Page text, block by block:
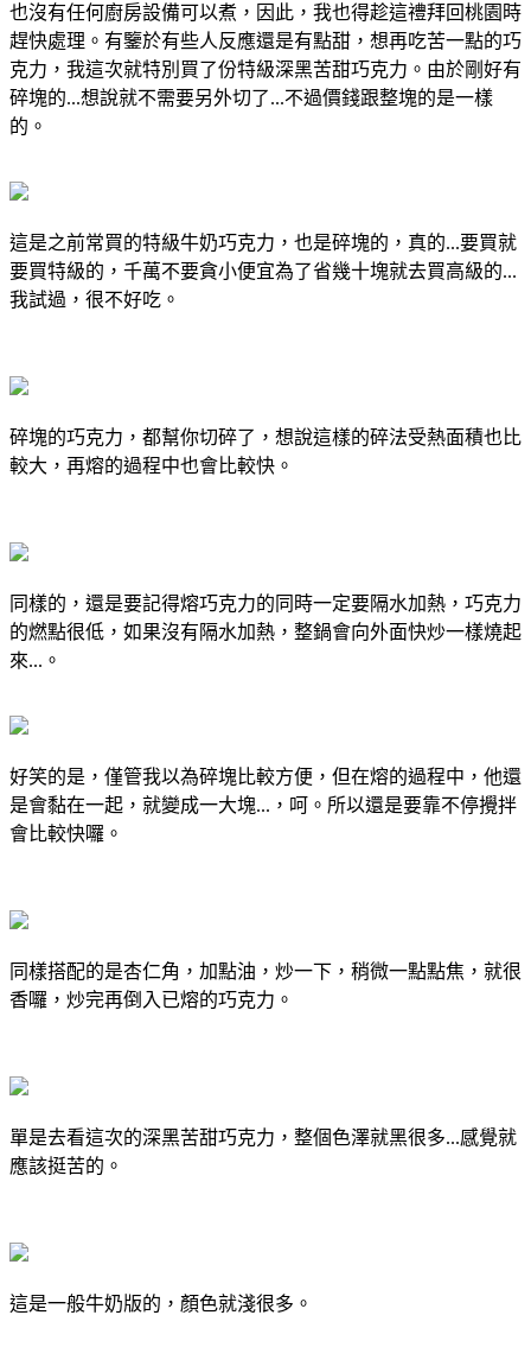
也沒有任何廚房設備可以煮，因此，我也得趁這禮拜回桃園時
趕快處理。有鑒於有些人反應還是有點甜，想再吃苦一點的巧
克力，我這次就特別買了份特級深黑苦甜巧克力。由於剛好有
碎塊的...想說就不需要另外切了...不過價錢跟整塊的是一樣
的。
這是之前常買的特級牛奶巧克力，也是碎塊的，真的...要買就
要買特級的，千萬不要貪小便宜為了省幾十塊就去買高級的...
我試過，很不好吃。
碎塊的巧克力，都幫你切碎了，想說這樣的碎法受熱面積也比
較大，再熔的過程中也會比較快。
同樣的，還是要記得熔巧克力的同時一定要隔水加熱，巧克力
的燃點很低，如果沒有隔水加熱，整鍋會向外面快炒一樣燒起
來...。
好笑的是，僅管我以為碎塊比較方便，但在熔的過程中，他還
是會黏在一起，就變成一大塊...，呵。所以還是要靠不停攪拌
會比較快囉。
同樣搭配的是杏仁角，加點油，炒一下，稍微一點點焦，就很
香囉，炒完再倒入已熔的巧克力。
單是去看這次的深黑苦甜巧克力，整個色澤就黑很多...感覺就
應該挺苦的。
這是一般牛奶版的，顏色就淺很多。